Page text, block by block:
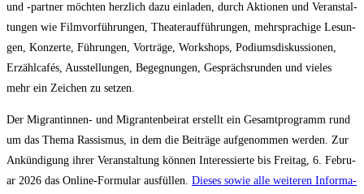
und ‑part­ner möch­ten herz­lich dazu ein­la­den, durch Aktio­nen und Ver­an­stal­
tun­gen wie Film­vor­füh­run­gen, Thea­ter­auf­füh­run­gen, mehr­spra­chi­ge Lesun­
gen, Kon­zer­te, Füh­run­gen, Vor­trä­ge, Work­shops, Podi­ums­dis­kus­sio­nen,
Erzähl­ca­fés, Aus­stel­lun­gen, Begeg­nun­gen, Gesprächs­run­den und vie­les
mehr ein Zei­chen zu setzen.
Der Migran­tin­nen- und Migran­ten­bei­rat erstellt ein Gesamt­pro­gramm rund
um das The­ma Ras­sis­mus, in dem die Bei­trä­ge auf­ge­nom­men wer­den. Zur
Ankün­di­gung ihrer Ver­an­stal­tung kön­nen Inter­es­sier­te bis Frei­tag, 6. Febru­
ar 2026 das Online-For­mu­lar aus­fül­len. Die­ses sowie alle wei­te­ren Infor­ma­